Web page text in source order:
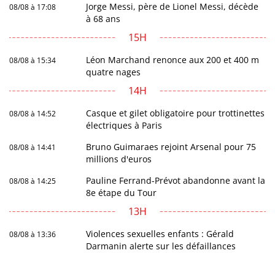
08/08 à 17:08
Jorge Messi, père de Lionel Messi, décède
à 68 ans
15H
08/08 à 15:34
Léon Marchand renonce aux 200 et 400 m
quatre nages
14H
08/08 à 14:52
Casque et gilet obligatoire pour trottinettes
électriques à Paris
08/08 à 14:41
Bruno Guimaraes rejoint Arsenal pour 75
millions d'euros
08/08 à 14:25
Pauline Ferrand-Prévot abandonne avant la
8e étape du Tour
13H
08/08 à 13:36
Violences sexuelles enfants : Gérald
Darmanin alerte sur les défaillances